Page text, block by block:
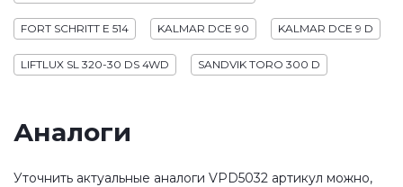
FORT SCHRITT E 514 KALMAR DCE 90 KALMAR DCE 9 D
LIFTLUX SL 320-30 DS 4WD SANDVIK TORO 300 D
Аналоги
Уточнить актуальные аналоги VPD5032 артикул можно,